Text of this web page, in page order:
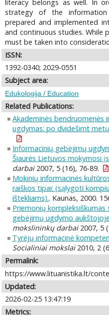
literacy belongs as well. In
strategy of the
prepared and implemented
and continuous studies. While
must be taken into
ISSN:
1392-0340; 2029-0551
Subject area:
Edukologija / Education
Related Publications:
Akademinės bendruomenės
ugdymas: po dvidešimt
Informacinių gebėjimų
Šiaurės Lietuvos mokymosi
darbai2007, 5 (16), 76-89.
Mokinių informacinės
raiškos tipai: (sąlygoti
ištekliams).. Kaunas, 2000.
Priemonių
gebėjimų ugdymo
mokslininkų darbai2007, 5
Tyrėjų informacinė
Socialiniai mokslai2010, 2
Permalink:
https://www.lituanistika.lt/
Updated:
2026-02-25 13:47:19
Metrics: